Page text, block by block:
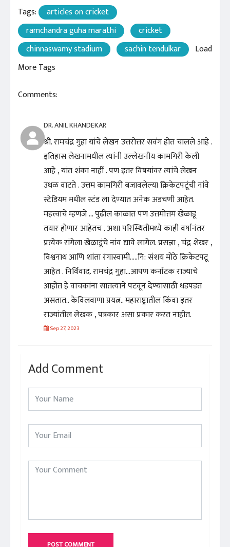
Tags:
articles on cricket
ramchandra guha marathi
cricket
chinnaswamy stadium
sachin tendulkar
Load
More Tags
Comments:
DR. ANIL KHANDEKAR
श्री. रामचंद्र गुहा यांचे लेखन उत्तरोत्तर सवंग होत चालले आहे .
इतिहास लेखनामधील त्यांनी उल्लेखनीय कामगिरी केली
आहे , यांत शंका नाहीं . पण इतर विषयांवर त्यांचे लेखन
उथळ वाटते . उत्तम कामगिरी बजावलेल्या क्रिकेटपटूंची नांवे
स्टेडियम मधील स्टंड ला देण्यात अनेक अडचणी आहेत.
महत्त्वाचे म्हणजे ... पुढील काळात पण उत्तमोत्तम खेळाडू
तयार होणार आहेतच . अशा परिस्थितीमध्ये काही वर्षांनंतर
प्रत्येक रांगेला खेळाडूंचे नांव द्यावे लागेल. प्रसन्ना , चंद्र शेखर ,
विश्वनाथ आणि शांता रंगास्वामी.....नि: संशय मोठे क्रिकेटपटू
आहेत . निर्विवाद. रामचंद्र गुहा...आपण कर्नाटक राज्याचे
आहोत हे वाचकांना सातत्याने पटवून देण्यासाठी धडपडत
असतात.. केविलवाणा प्रयत्न.. महाराष्ट्रातील किंवा इतर
राज्यांतील लेखक , पत्रकार असा प्रकार करत नाहीत.
Sep 27, 2023
Add Comment
POST COMMENT